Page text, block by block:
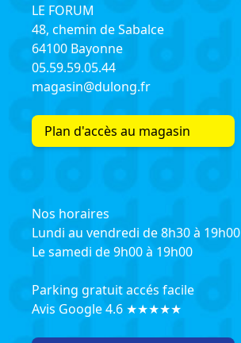
LE FORUM
48, chemin de Sabalce
64100 Bayonne
05.59.59.05.44
magasin@dulong.fr
Plan d'accès au magasin
Nos horaires
Lundi au vendredi de 8h30 à 19h00
Le samedi de 9h00 à 19h00
Parking gratuit accés facile
Avis Google 4.6 ★★★★★